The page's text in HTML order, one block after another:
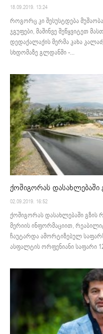
18.09.2019. 13:24
როგორც კი შესუსტდება
ჯგუფები, მაშინვე შეწყვიტეთ
დედაქალაქის მერმა კახა
სხდომაზე გლდანში -...
ქოშიგორას
02.09.2019. 16:52
ქოშიგორას დასახლებაში
მერიის ინფორმაციით,
ჩაუტარდა ამორტიზებულ
ასფალტის ორფენიანი საფარი